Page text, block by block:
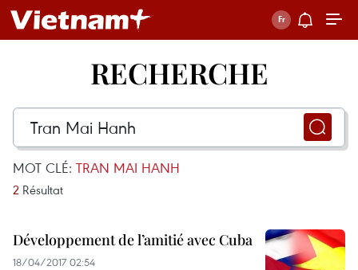
RECHERCHE
MOT CLÉ: TRAN MAI HANH
2 Résultat
Développement de l’amitié avec Cuba
18/04/2017 02:54